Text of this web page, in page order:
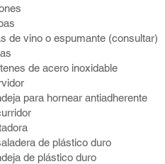
de vino o espumante (consultar)
de acero inoxidable
para hornear antiadherente
de plástico duro
de plástico duro